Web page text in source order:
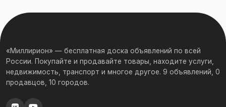
«Миллирион» — бесплатная доска объявлений по всей
России. Покупайте и продавайте товары, находите услуги,
недвижимость, транспорт и многое другое. 9 объявлений, 0
продавцов, 10 городов.